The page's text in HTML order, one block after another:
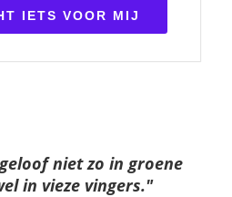
IETS VOOR MIJ
niet zo in groene
in vieze vingers."